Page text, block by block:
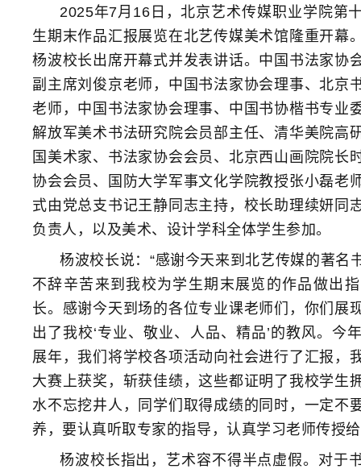
2025年7月16日，北京艺术传媒职业学院第
生期末作品汇报展览在北艺传媒美术馆隆重开幕
杨波校长出席开幕式并发表讲话。中国书法家协
副主席刘俊京老师，中国书法家协会理事、北京
老师，中国书法家协会理事、中国书协楷书专业
解放军美术书法研究院会员部主任、清华美院高
国美术家、书法家协会会员、北京西山画院院长
协会会员、国防大学军事文化学院教授张小磊老
式由党总支书记王静同志主持，校长助理续妍同
负责人，以及美术、设计学科全体学生参加。
杨波校长说：“感谢今天来到北艺传媒的著名
不辞辛苦来到我校为学生期末展览的作品做出
长。感谢今天到场的各位专业课老师们，你们展
出了我校‘专业、敬业、人品、精品’的教风。今
展年，我们将学校各项活动向社会进行了汇报，
大赛上获奖，斩获佳绩，这些都证明了我校学生
水不忘挖井人，同学们取得成绩的同时，一定不
养，要认真听取专家的指导，认真学习老师传授
杨波校长指出，艺术容不得半点虚假。对于